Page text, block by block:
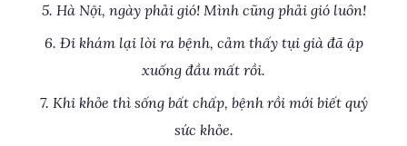
5. Hà Nội, ngày phải gió! Mình cũng phải gió luôn!
6. Đi khám lại lòi ra bệnh, cảm thấy tụi già đã ập
xuống đầu mất rồi.
7. Khi khỏe thì sống bất chấp, bệnh rồi mới biết quý
sức khỏe.